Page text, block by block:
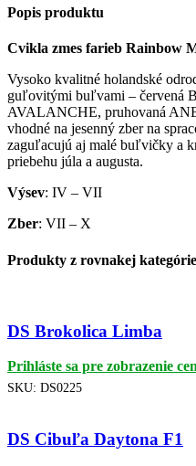
Popis produktu
Cvikla zmes farieb Rainbow
Vysoko kvalitné holandské
guľovitými buľvami – červená
AVALANCHE, pruhovaná
vhodné na jesenný zber na
zaguľacujú aj malé buľvičky a
priebehu júla a augusta.
Výsev: IV – VII
Zber: VII – X
Produkty z rovnakej kategórie
DS Brokolica Limba
Prihláste sa pre zobrazenie
SKU: DS0225
DS Cibuľa Daytona F1